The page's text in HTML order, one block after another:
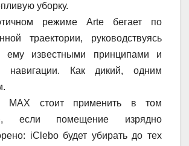
уборку.
режиме Arte бегает по
траектории, руководствуясь
ему известными принципами и
навигации. Как дикий, одним
MAX стоит применить в том
если помещение изрядно
iClebo будет убирать до тех